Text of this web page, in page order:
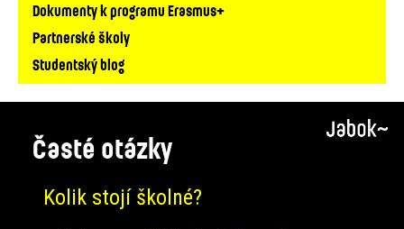
Dokumenty k programu Erasmus+
Partnerské školy
Studentský blog
Časté otázky
Kolik stojí školné?